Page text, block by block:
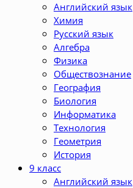
Английский язык
Химия
Русский язык
Алгебра
Физика
Обществознание
География
Биология
Информатика
Технология
Геометрия
История
9 класс
Английский язык